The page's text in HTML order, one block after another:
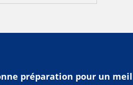
préparation pour un